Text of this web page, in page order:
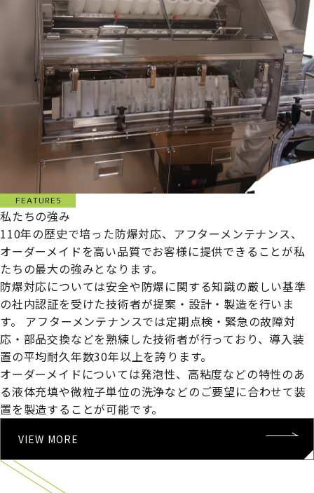
FEATURES
私たちの強み
110年の歴史で培った防爆対応、アフターメンテナンス、
オーダーメイドを高い品質でお客様に提供できることが私
たちの最大の強みとなります。
防爆対応については安全や防爆に関する知識の厳しい基準
の社内認証を受けた技術者が提案・設計・製造を行いま
す。
アフターメンテナンスでは定期点検・緊急の故障対
応・部品交換などを熟練した技術者が行っており、導入装
置の平均耐久年数30年以上を誇ります。
オーダーメイドについては発泡性、高粘度などの特性のあ
る液体充填や微粒子単位の洗浄などのご要望に合わせて装
置を製造することが可能です。
VIEW MORE